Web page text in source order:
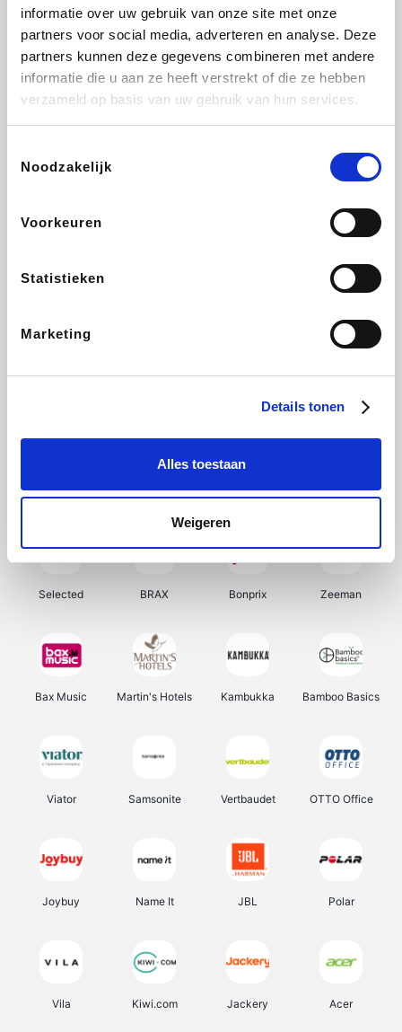
informatie over uw gebruik van onze site met onze
partners voor social media, adverteren en analyse. Deze
partners kunnen deze gegevens combineren met andere
informatie die u aan ze heeft verstrekt of die ze hebben
verzameld op basis van uw gebruik van hun services.
Noodzakelijk
Voorkeuren
Statistieken
Marketing
Details tonen
Alles toestaan
Weigeren
Weekendesk Sarenza Schiesser Interhome
Lufthansa
CheapTickets.be DeubaXXL
Samsung My Jewellery Delonghi Tennis Point
Selected BRAX Bonprix Zeeman
Bax Music Martin's Hotels Kambukka Bamboo Basics
Viator Samsonite Vertbaudet OTTO Office
Joybuy Name It JBL Polar
Vila Kiwi.com Jackery Acer